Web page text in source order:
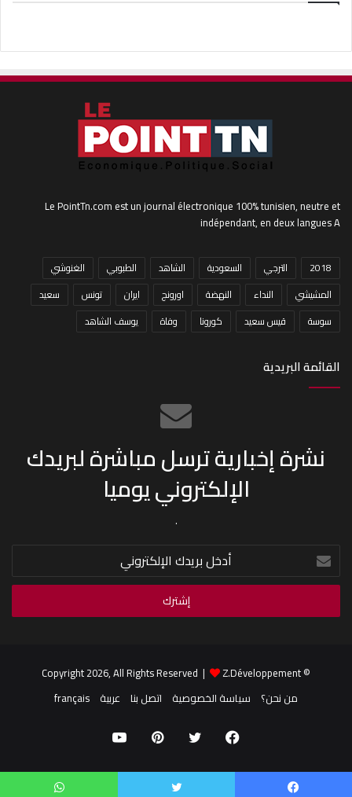
Le PointTn.com est un journal électronique 100% tunisien, neutre et
indépendant, en deux langues A
2018 الترجي السعودية الشاهد الطبوبي
الغنوشي
المشيشي
النداء النهضة اورونج ايران تونس
سعيد
سوسة
قيس سعيد كورونا وفاة يوسف الشاهد
القائمة البريدية
نشرة إخبارية ترسل مباشرة لبريدك
الإلكتروني يوميا
.
أدخل
بريدك
الإلكتروني
© Copyright 2026, All Rights Reserved |
Z.Développement
من نحن؟
سياسة الخصوصية اتصل بنا عربية français
فيسبوكتويتر بينتيريستيوتيوب